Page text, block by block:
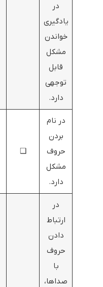
در
یادگیری
خواندن
مشکل
قابل
توجهی
دارد.
در نام
بردن
حروف
مشکل
دارد.
❑
در
ارتباط
دادن
حروف
با
صداها،